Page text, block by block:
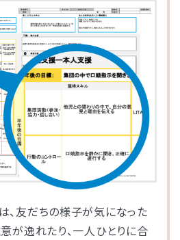
、友だちの様子が気になった
が逸れたり、一人ひとりに合